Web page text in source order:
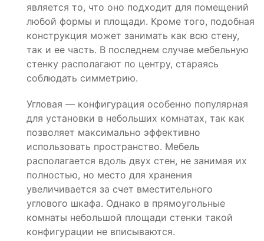
является то, что оно подходит для помещений
любой формы и площади. Кроме того, подобная
конструкция может занимать как всю стену,
так и ее часть. В последнем случае мебельную
стенку располагают по центру, стараясь
соблюдать симметрию.
Угловая — конфигурация особенно популярная
для установки в небольших комнатах, так как
позволяет максимально эффективно
использовать пространство. Мебель
располагается вдоль двух стен, не занимая их
полностью, но место для хранения
увеличивается за счет вместительного
углового шкафа. Однако в прямоугольные
комнаты небольшой площади стенки такой
конфигурации не вписываются.